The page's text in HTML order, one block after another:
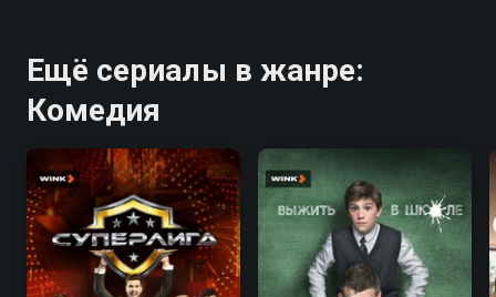
Ещё сериалы в жанре:
Комедия